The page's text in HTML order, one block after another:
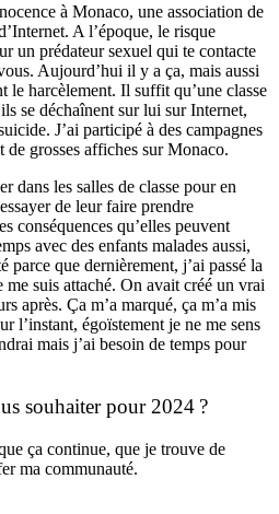
à Monaco, une association de
A l’époque, le risque
un prédateur sexuel qui te contacte
Aujourd’hui il y a ça, mais aussi
le harcèlement. Il suffit qu’une classe
se déchaînent sur lui sur Internet,
J’ai participé à des campagnes
grosses affiches sur Monaco.
dans les salles de classe pour en
de leur faire prendre
conséquences qu’elles peuvent
avec des enfants malades aussi,
parce que dernièrement, j’ai passé la
suis attaché. On avait créé un vrai
après. Ça m’a marqué, ça m’a mis
l’instant, égoïstement je ne me sens
mais j’ai besoin de temps pour
souhaiter pour 2024 ?
ça continue, que je trouve de
ma communauté.